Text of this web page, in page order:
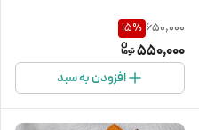
650,000
15%
550,000
افزودن به سبد